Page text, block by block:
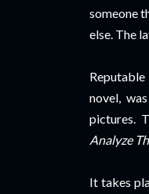
someone
else. The
novel,
pictures.
Analyze
It takes